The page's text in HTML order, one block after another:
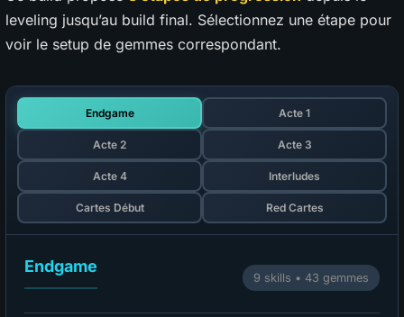
leveling jusqu’au build final. Sélectionnez une étape pour
voir le setup de gemmes correspondant.
Endgame Acte 1
Acte 2 Acte 3
Acte 4 Interludes
Cartes Début Red Cartes
Endgame
9 skills • 43 gemmes